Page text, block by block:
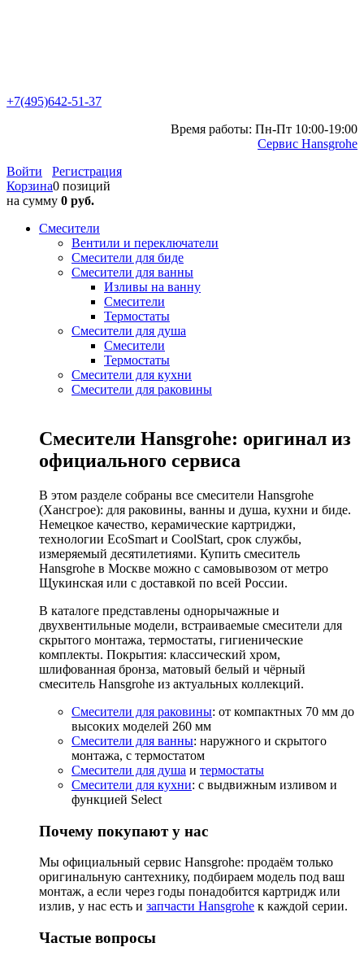
+7(495)642-51-37
Время работы: Пн-Пт 10:00-19:00
Сервис Hansgrohe
Войти
Регистрация
Корзина0 позиций
на сумму 0 руб.
Смесители
Вентили и переключатели
Смесители для биде
Смесители для ванны
Изливы на ванну
Смесители
Термостаты
Смесители для душа
Смесители
Термостаты
Смесители для кухни
Смесители для раковины
Смесители Hansgrohe: оригинал из
официального сервиса
В этом разделе собраны все смесители Hansgrohe
(Хансгрое): для раковины, ванны и душа, кухни и биде.
Немецкое качество, керамические картриджи,
технологии EcoSmart и CoolStart, срок службы,
измеряемый десятилетиями. Купить смеситель
Hansgrohe в Москве можно с самовывозом от метро
Щукинская или с доставкой по всей России.
В каталоге представлены однорычажные и
двухвентильные модели, встраиваемые смесители для
скрытого монтажа, термостаты, гигиенические
комплекты. Покрытия: классический хром,
шлифованная бронза, матовый белый и чёрный
смеситель Hansgrohe из актуальных коллекций.
Смесители для раковины: от компактных 70 мм до
высоких моделей 260 мм
Смесители для ванны: наружного и скрытого
монтажа, с термостатом
Смесители для душа и термостаты
Смесители для кухни: с выдвижным изливом и
функцией Select
Почему покупают у нас
Мы официальный сервис Hansgrohe: продаём только
оригинальную сантехнику, подбираем модель под ваш
монтаж, а если через годы понадобится картридж или
излив, у нас есть и запчасти Hansgrohe к каждой серии.
Частые вопросы